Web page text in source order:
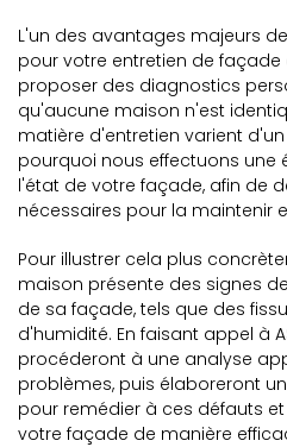
L'un des avantages majeurs
pour votre entretien de
proposer des diagnostics
qu'aucune maison n'est
matière d'entretien varient
pourquoi nous effectuons une
l'état de votre façade, afin de
nécessaires pour la maintenir
Pour illustrer cela plus
maison présente des signes
de sa façade, tels que des
d'humidité. En faisant appel à
procéderont à une analyse
problèmes, puis élaboreront
pour remédier à ces défauts
votre façade de manière